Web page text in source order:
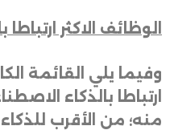
الوظائف الاكثر
وفيما يلي القائمة
ارتباطا بالذكاء
منه؛ من الأقرب